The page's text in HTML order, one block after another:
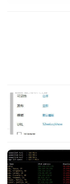
生成备案授
衡为按量计费后
请参考以上
备案授权码的要
件3，且没有生成
决。